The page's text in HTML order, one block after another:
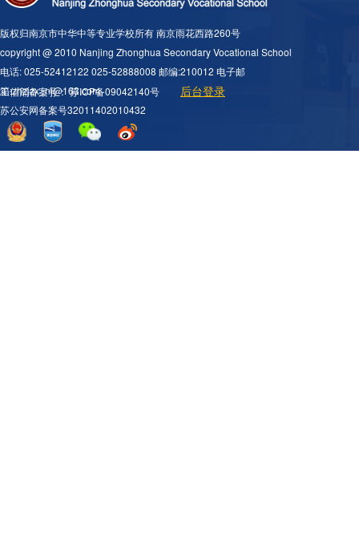
版权归南京市中华中等专业学校所有 南京雨花西路260号
copyright @ 2010 Nanjing Zhonghua Secondary Vocational School
电话: 025-52412122 025-52888008 邮编:210012 电子邮
箱:zhzjzx_nj@163.com
工信部备案号：苏ICP备09042140号 后台登录
苏公安网备案号32011402010432